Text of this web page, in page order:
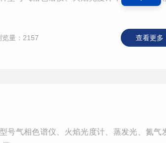
览量：2157 查看更
号气相色谱仪、火焰光度计、蒸发光、氮气